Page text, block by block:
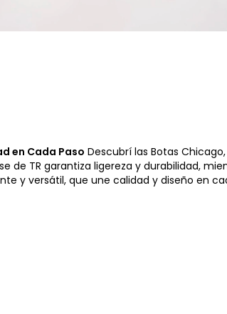
en Cada Paso Descubrí las Botas
de TR garantiza ligereza y durabilidad,
y versátil, que une calidad y diseño en